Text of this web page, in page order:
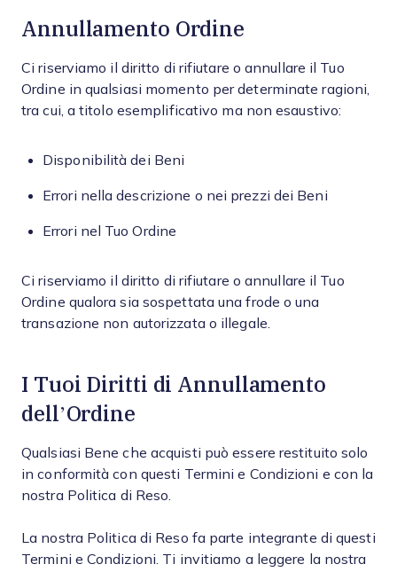
Annullamento Ordine
Ci riserviamo il diritto di rifiutare o annullare il Tuo
Ordine in qualsiasi momento per determinate ragioni,
tra cui, a titolo esemplificativo ma non esaustivo:
Disponibilità dei Beni
Errori nella descrizione o nei prezzi dei Beni
Errori nel Tuo Ordine
Ci riserviamo il diritto di rifiutare o annullare il Tuo
Ordine qualora sia sospettata una frode o una
transazione non autorizzata o illegale.
I Tuoi Diritti di Annullamento
dell’Ordine
Qualsiasi Bene che acquisti può essere restituito solo
in conformità con questi Termini e Condizioni e con la
nostra Politica di Reso.
La nostra Politica di Reso fa parte integrante di questi
Termini e Condizioni. Ti invitiamo a leggere la nostra